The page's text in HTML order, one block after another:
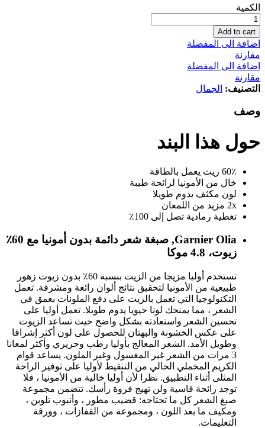
Garnier
Olia,
صبغة
شعر
دائمة
بدون
أمونيا
مع
زيوت،
4.8
كمية
الكمية
Add to cart
اضافة الى المفضلة
مقارنة
اضافة الى المفضلة
مقارنة
التصنيف: الجمال
وصف
حول هذا البند
60٪ زيت يعمل بالطاقة
خال من الأمونيا لرائحة طيبة
لون مكثف يدوم طويلا
2x مزيد من اللمعان
تغطية رمادية تصل إلى 100٪
Garnier Olia, صبغة شعر دائمة بدون أمونيا مع 60٪
زيوت، 4.8 موكا
تستخدم أوليا مزيجا من الزيت بنسبة 60٪ بدون زيوت زهور
طبيعية من الأمونيا لتحقيق نتائج ألوان رائعة ومشرقة. تعمل
التكنولوجيا التي تعمل بالزيت على دفع الملونات بعمق في
الشعر ، مما يمنحك لونا حيويا يدوم طويلا. تعمل أوليا على
تحسين الشعر واستعادته بشكل واضح حيث تساعد الزيوت
على عكس الخشونة والبهتان للحصول على لون أكثر إشراقا
وطويل الأمد. الشعر المعالج بأوليا رطب وحريري وأكثر لمعانا
3 مرات من الشعر غير المغسول وغير الملون. يساعد قوام
الكريم المخملي الخالي من التنقيط لأوليا على توفير الراحة
المثلى أثناء التطبيق. نظرا لأن أوليا خالية من الأمونيا ، فلا
توجد رائحة قاسية ولن تهيج فروة رأسك. تتضمن مجموعة
صبغ الشعر كل ما تحتاجه: قضيب مطور ، وأنبوب تلوين ،
ومكيف ما بعد اللون ، ومجموعة من القفازات ، وورقة
التعليمات.